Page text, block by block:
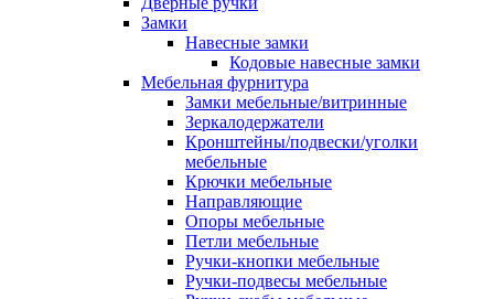
Замки
Навесные замки
Кодовые навесные замки
Мебельная фурнитура
Замки мебельные/витринные
Зеркалодержатели
Кронштейны/подвески/уголки
мебельные
Крючки мебельные
Направляющие
Опоры мебельные
Петли мебельные
Ручки-кнопки мебельные
Ручки-подвесы мебельные